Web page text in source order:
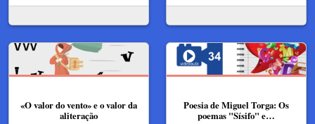
«O valor do vento» e o valor da
aliteração
Poesia de Miguel Torga: Os
poemas "Sísifo" e…